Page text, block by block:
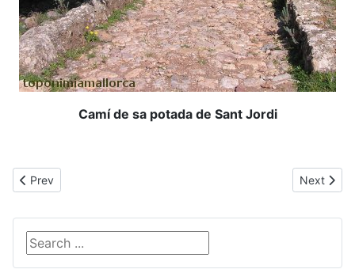
Camí de sa potada de Sant Jordi
Previous article: Sant Antoni
Prev Next
Next
Search ...